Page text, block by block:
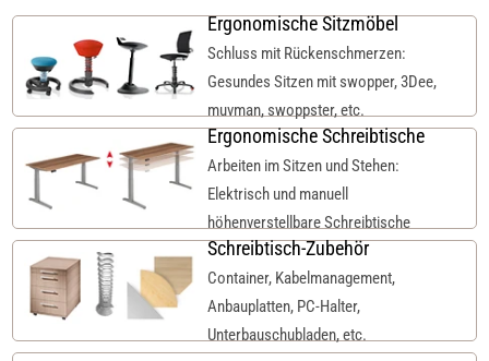
Ergonomische Sitzmöbel
Schluss mit Rückenschmerzen:
Gesundes Sitzen mit swopper, 3Dee,
muvman, swoppster, etc.
Ergonomische Schreibtische
Arbeiten im Sitzen und Stehen:
Elektrisch und manuell
höhenverstellbare Schreibtische
Schreibtisch-Zubehör
Container, Kabelmanagement,
Anbauplatten, PC-Halter,
Unterbauschubladen, etc.